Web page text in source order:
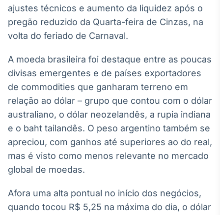
Broadcast
OTC
Plataforma para
negociação de
Broadcast
Datafeed
APIs para
integração de
dados
Broadcast
headlines de
notícias
ajustes técnicos e aumento da liquidez após o
pregão reduzido da Quarta-feira de Cinzas, na
volta do feriado de Carnaval.
A moeda brasileira foi destaque entre as poucas
divisas emergentes e de países exportadores
de commodities que ganharam terreno em
relação ao dólar – grupo que contou com o dólar
australiano, o dólar neozelandês, a rupia indiana
e o baht tailandês. O peso argentino também se
apreciou, com ganhos até superiores ao do real,
mas é visto como menos relevante no mercado
global de moedas.
Afora uma alta pontual no início dos negócios,
quando tocou R$ 5,25 na máxima do dia, o dólar